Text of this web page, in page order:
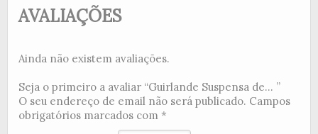
AVALIAÇÕES
Ainda não existem avaliações.
Seja o primeiro a avaliar “Guirlande Suspensa de... ”
O seu endereço de email não será publicado. Campos
obrigatórios marcados com *